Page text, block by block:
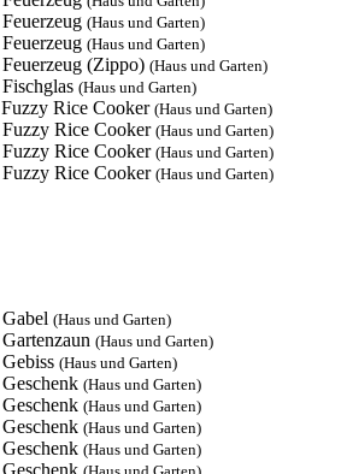
Feuerzeug (Haus und Garten)
Feuerzeug (Haus und Garten)
Feuerzeug (Zippo) (Haus und Garten)
Fischglas (Haus und Garten)
Fuzzy Rice Cooker (Haus und Garten)
Fuzzy Rice Cooker (Haus und Garten)
Fuzzy Rice Cooker (Haus und Garten)
Fuzzy Rice Cooker (Haus und Garten)
Gabel (Haus und Garten)
Gartenzaun (Haus und Garten)
Gebiss (Haus und Garten)
Geschenk (Haus und Garten)
Geschenk (Haus und Garten)
Geschenk (Haus und Garten)
Geschenk (Haus und Garten)
Geschenk